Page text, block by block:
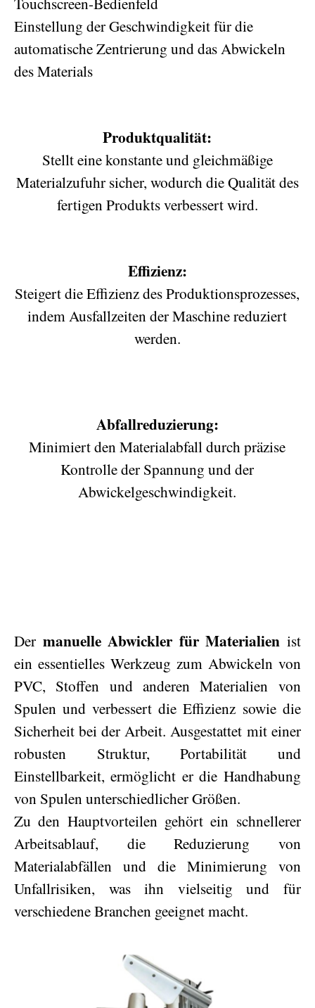
Einstellung der Geschwindigkeit für die
automatische Zentrierung und das Abwickeln
des Materials
Produktqualität:
Stellt eine konstante und gleichmäßige
Materialzufuhr sicher, wodurch die Qualität des
fertigen Produkts verbessert wird.
Effizienz:
Steigert die Effizienz des Produktionsprozesses,
indem Ausfallzeiten der Maschine reduziert
werden.
Abfallreduzierung:
Minimiert den Materialabfall durch präzise
Kontrolle der Spannung und der
Abwickelgeschwindigkeit.
Der manuelle Abwickler für Materialien ist
ein essentielles Werkzeug zum Abwickeln von
PVC, Stoffen und anderen Materialien von
Spulen und verbessert die Effizienz sowie die
Sicherheit bei der Arbeit. Ausgestattet mit einer
robusten Struktur, Portabilität und
Einstellbarkeit, ermöglicht er die Handhabung
von Spulen unterschiedlicher Größen.
Zu den Hauptvorteilen gehört ein schnellerer
Arbeitsablauf, die Reduzierung von
Materialabfällen und die Minimierung von
Unfallrisiken, was ihn vielseitig und für
verschiedene Branchen geeignet macht.